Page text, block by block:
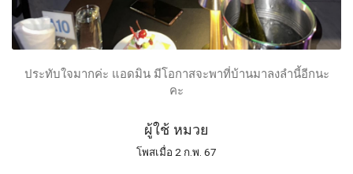
ประทับใจมากค่ะ แอดมิน มีโอกาสจะพาที่บ้านมาลงลำนี้อีกนะ
คะ
ผู้ใช้ หมวย
โพสเมื่อ 2 ก.พ. 67